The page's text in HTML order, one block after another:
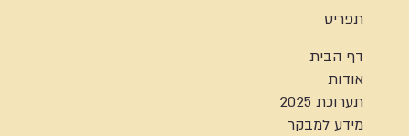
תפריט
דף הבית
אודות
תערוכת 2025
מידע למבקר